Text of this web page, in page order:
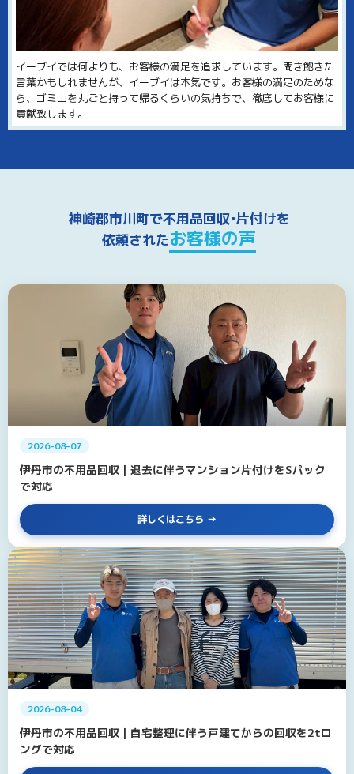
イーブイでは何よりも、お客様の満足を追求しています。聞き飽きた
言葉かもしれませんが、イーブイは本気です。お客様の満足のためな
ら、ゴミ山を丸ごと持って帰るくらいの気持ちで、徹底してお客様に
貢献致します。
神崎郡市川町で不用品回収･片付けを
依頼されたお客様の声
2026-08-07
伊丹市の不用品回収｜退去に伴うマンション片付けをSパック
で対応
詳しくはこちら
2026-08-04
伊丹市の不用品回収｜自宅整理に伴う戸建てからの回収を2tロ
ングで対応